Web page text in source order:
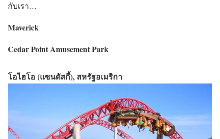
กับเรา…
Maverick
Cedar Point Amusement Park
โอไฮโอ (แซนดัสกี้), สหรัฐอเมริกา